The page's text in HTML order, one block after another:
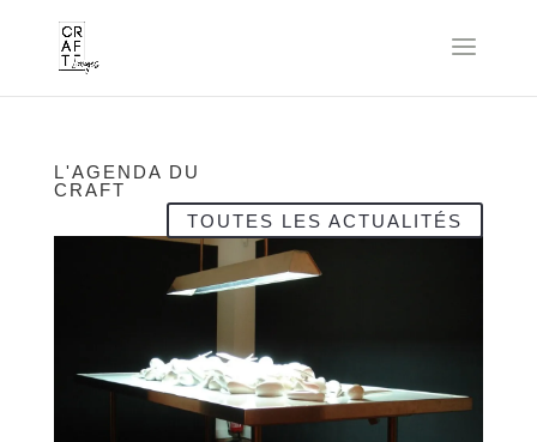
L'AGENDA DU
CRAFT
TOUTES LES ACTUALITÉS